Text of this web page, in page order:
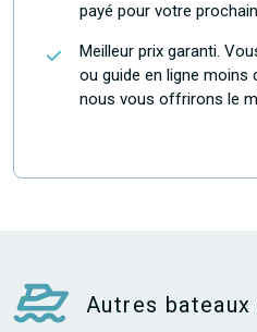
payé pour votre
Meilleur prix garanti.
ou guide en ligne moins
nous vous offrirons le
Autres